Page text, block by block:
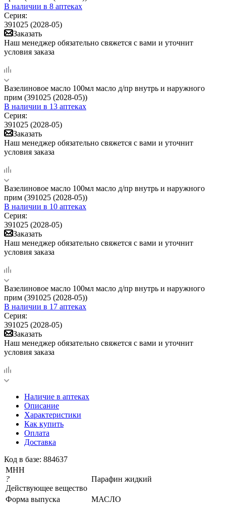
В наличии в 8 аптеках
Серия:
391025 (2028-05)
Заказать
Наш менеджер обязательно свяжется с вами и уточнит
условия заказа
Вазелиновое масло 100мл масло д/пр внутрь и наружного
прим (391025 (2028-05))
В наличии в 13 аптеках
Серия:
391025 (2028-05)
Заказать
Наш менеджер обязательно свяжется с вами и уточнит
условия заказа
Вазелиновое масло 100мл масло д/пр внутрь и наружного
прим (391025 (2028-05))
В наличии в 10 аптеках
Серия:
391025 (2028-05)
Заказать
Наш менеджер обязательно свяжется с вами и уточнит
условия заказа
Вазелиновое масло 100мл масло д/пр внутрь и наружного
прим (391025 (2028-05))
В наличии в 17 аптеках
Серия:
391025 (2028-05)
Заказать
Наш менеджер обязательно свяжется с вами и уточнит
условия заказа
Наличие в аптеках
Описание
Характеристики
Как купить
Оплата
Доставка
Код в базе: 884637
МНН
?
Действующее вещество
Парафин жидкий
Форма выпуска
МАСЛО